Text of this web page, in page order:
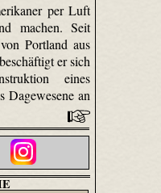
per Luft
machen. Seit
Portland aus
er sich
eines
Dagewesene an